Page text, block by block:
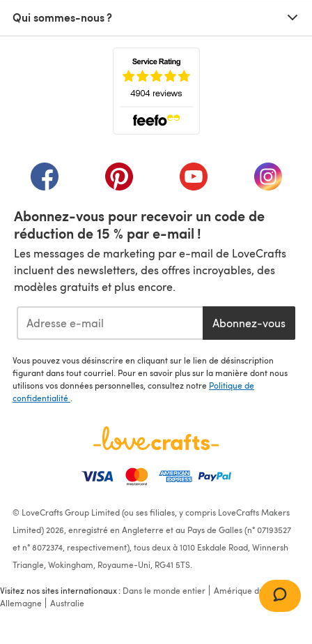
Qui sommes-nous ?
(s'ouvre dans un nouvel onglet)
(s'ouvre dans un nouvel onglet)
(s'ouvre dans un(s'ouvre
Abonnez-vous pour recevoir un code de
réduction de 15 % par e-mail !
Les messages de marketing par e-mail de LoveCrafts
incluent des newsletters, des offres incroyables, des
modèles gratuits et plus encore.
Abonnez-vous
Vous pouvez vous désinscrire en cliquant sur le lien de désinscription
figurant dans tout courriel. Pour en savoir plus sur la manière dont nous
utilisons vos données personnelles, consultez notre Politique de
confidentialité
© LoveCrafts Group Limited (ou ses filiales, y compris LoveCrafts Makers
Limited) 2026, enregistré en Angleterre et au Pays de Galles (n° 07193527
et n° 8072374, respectivement), tous deux à 1010 Eskdale Road, Winnersh
Triangle, Wokingham, Royaume-Uni, RG41 5TS.
Visitez nos sites internationaux : Dans le monde entier
Amérique du Nord
Allemagne
Australie